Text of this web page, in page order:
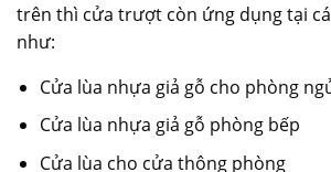
trên thì cửa trượt còn ứng dụng tại
như:
Cửa lùa nhựa giả gỗ cho phòng
Cửa lùa nhựa giả gỗ phòng bếp
Cửa lùa cho cửa thông phòng